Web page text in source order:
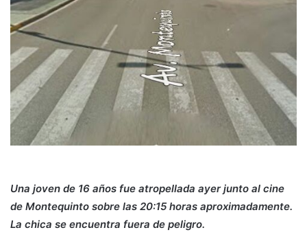
Una joven de 16 años fue atropellada ayer junto al cine
de Montequinto sobre las 20:15 horas aproximadamente.
La chica se encuentra fuera de peligro.